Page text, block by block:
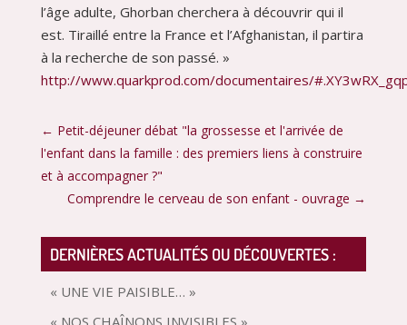
l’âge adulte, Ghorban cherchera à découvrir qui il
est. Tiraillé entre la France et l’Afghanistan, il partira
à la recherche de son passé. »
http://www.quarkprod.com/documentaires/
← Petit-déjeuner débat "la grossesse et l'arrivée de
l'enfant dans la famille : des premiers liens à construire
et à accompagner ?"
Comprendre le cerveau de son enfant - ouvrage →
DERNIÈRES ACTUALITÉS OU DÉCOUVERTES :
« UNE VIE PAISIBLE… »
« NOS CHAÎNONS INVISIBLES »